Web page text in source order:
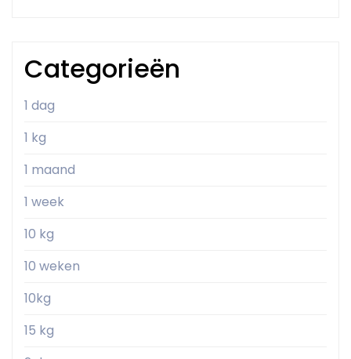
Categorieën
1 dag
1 kg
1 maand
1 week
10 kg
10 weken
10kg
15 kg